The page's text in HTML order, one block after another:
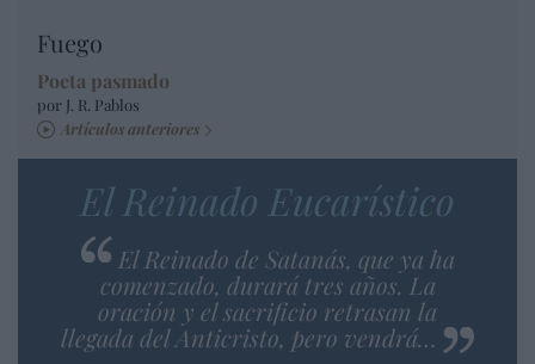
Fuego
Poeta pasmado
por J. R. Pablos
Artículos anteriores
El Reinado Eucarístico
El Reinado de Satanás, que ya ha
comenzado, durará tres años. La
oración y el sacrificio retrasan la
llegada del Anticristo, pero vendrá…